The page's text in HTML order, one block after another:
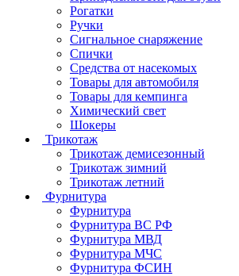
Рогатки
Ручки
Сигнальное снаряжение
Спички
Средства от насекомых
Товары для автомобиля
Товары для кемпинга
Химический свет
Шокеры
Трикотаж
Трикотаж демисезонный
Трикотаж зимний
Трикотаж летний
Фурнитура
Фурнитура
Фурнитура ВС РФ
Фурнитура МВД
Фурнитура МЧС
Фурнитура ФСИН